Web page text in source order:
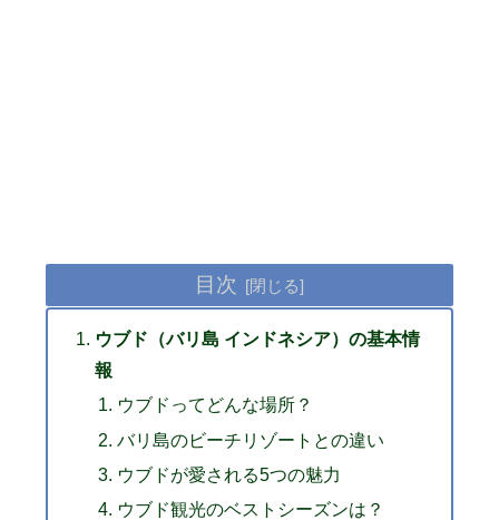
目次
ウブド（バリ島 インドネシア）の基本情
報
ウブドってどんな場所？
バリ島のビーチリゾートとの違い
ウブドが愛される5つの魅力
ウブド観光のベストシーズンは？